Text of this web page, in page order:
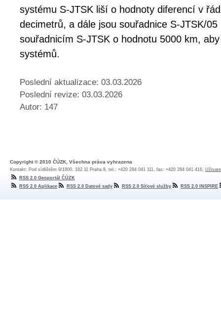
systému S-JTSK liší o hodnoty diferencí v
decimetrů, a dále jsou souřadnice S-JTSK/05
souřadnicím S-JTSK o hodnotu 5000 km,
systémů.
Poslední aktualizace: 03.03.2026
Poslední revize: 03.03.2026
Autor: 147
Copyright © 2010 ČÚZK, Všechna práva vyhrazena
Kontakt: Pod sídlištěm 9/1800, 182 11 Praha 8, tel.: +420 284 041 111, fax: +420 284 041 416,
RSS 2.0 Geoportál ČÚZK
RSS 2.0 Aplikace
RSS 2.0 Datové sady RSS 2.0 Síťové služby RSS 2.0 INSPIRE